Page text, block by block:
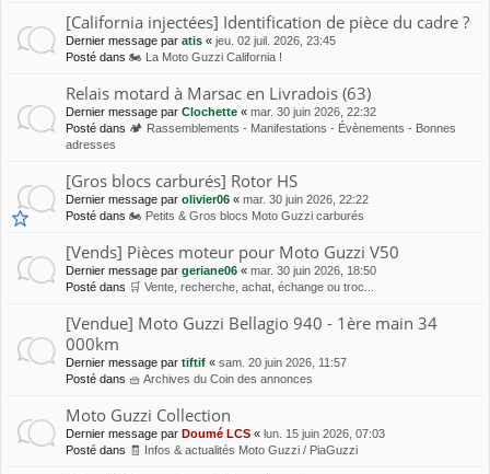
[California injectées] Identification de pièce du cadre ?
Dernier message par atis « jeu. 02 juil. 2026, 23:45
Posté dans 🏍 La Moto Guzzi California !
Relais motard à Marsac en Livradois (63)
Dernier message par Clochette « mar. 30 juin 2026, 22:32
Posté dans 🏕 Rassemblements - Manifestations - Évènements - Bonnes
adresses
[Gros blocs carburés] Rotor HS
Dernier message par olivier06 « mar. 30 juin 2026, 22:22
Posté dans 🏍 Petits & Gros blocs Moto Guzzi carburés
[Vends] Pièces moteur pour Moto Guzzi V50
Dernier message par geriane06 « mar. 30 juin 2026, 18:50
Posté dans 🛒 Vente, recherche, achat, échange ou troc...
[Vendue] Moto Guzzi Bellagio 940 - 1ère main 34
000km
Dernier message par tiftif « sam. 20 juin 2026, 11:57
Posté dans 🧺 Archives du Coin des annonces
Moto Guzzi Collection
Dernier message par Doumé LCS « lun. 15 juin 2026, 07:03
Posté dans 🧾 Infos & actualités Moto Guzzi / PiaGuzzi